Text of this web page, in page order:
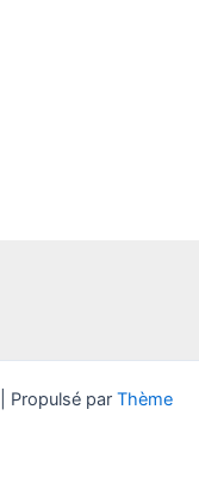
Propulsé par Thème